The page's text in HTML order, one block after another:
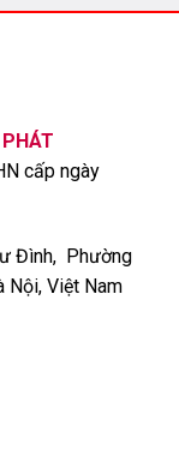
cấp hình ảnh
hình thêm
có màn hình
cấp ngày
Đình, Phường
Nội, Việt Nam